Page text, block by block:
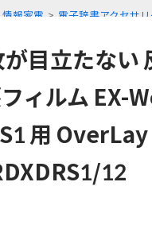
情報家電 電子辞書アクセサリ
が目立たない
ィルム EX-
用
12